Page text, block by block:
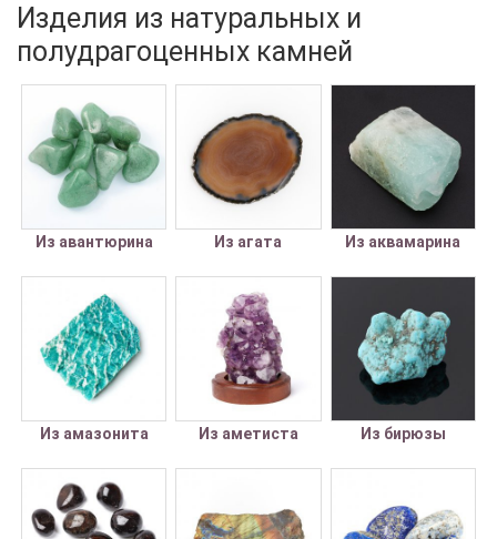
Изделия из натуральных и
полудрагоценных камней
Из авантюрина Из агата Из аквамарина
Из амазонита Из аметиста Из бирюзы